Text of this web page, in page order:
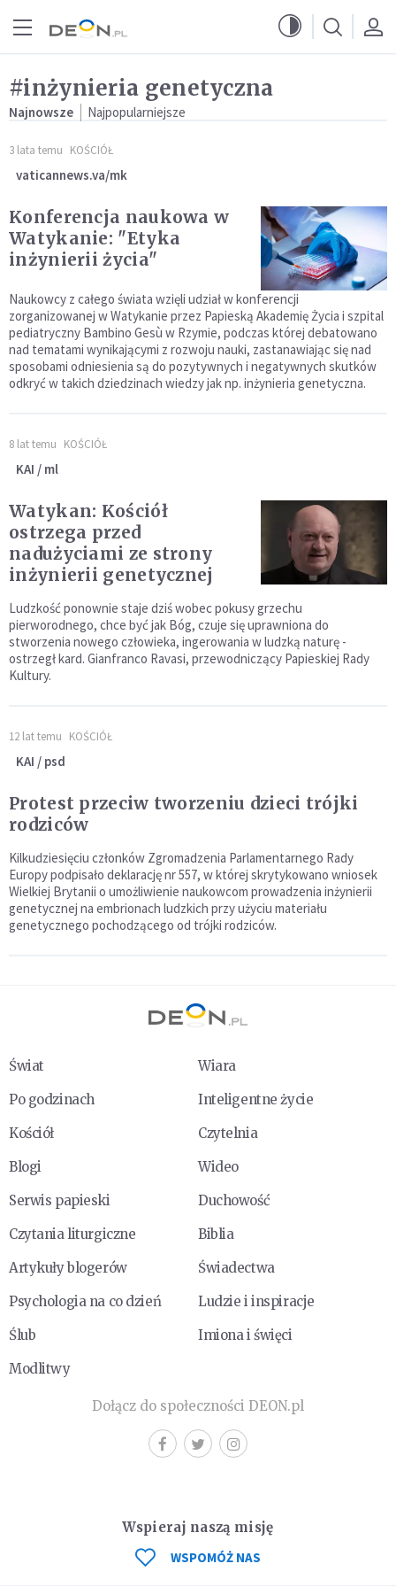
#inżynieria genetyczna
Najnowsze Najpopularniejsze
3 lata temu KOŚCIÓŁ
vaticannews.va/mk
Konferencja naukowa w
Watykanie: "Etyka
inżynierii życia"
Naukowcy z całego świata wzięli udział w konferencji
zorganizowanej w Watykanie przez Papieską Akademię Życia i szpital
pediatryczny Bambino Gesù w Rzymie, podczas której debatowano
nad tematami wynikającymi z rozwoju nauki, zastanawiając się nad
sposobami odniesienia są do pozytywnych i negatywnych skutków
odkryć w takich dziedzinach wiedzy jak np. inżynieria genetyczna.
8 lat temu KOŚCIÓŁ
KAI / ml
Watykan: Kościół
ostrzega przed
nadużyciami ze strony
inżynierii genetycznej
Ludzkość ponownie staje dziś wobec pokusy grzechu
pierworodnego, chce być jak Bóg, czuje się uprawniona do
stworzenia nowego człowieka, ingerowania w ludzką naturę -
ostrzegł kard. Gianfranco Ravasi, przewodniczący Papieskiej Rady
Kultury.
12 lat temu KOŚCIÓŁ
KAI / psd
Protest przeciw tworzeniu dzieci trójki
rodziców
Kilkudziesięciu członków Zgromadzenia Parlamentarnego Rady
Europy podpisało deklarację nr 557, w której skrytykowano wniosek
Wielkiej Brytanii o umożliwienie naukowcom prowadzenia inżynierii
genetycznej na embrionach ludzkich przy użyciu materiału
genetycznego pochodzącego od trójki rodziców.
Świat
Wiara
Po godzinach
Inteligentne życie
Kościół
Czytelnia
Blogi
Wideo
Serwis papieski
Duchowość
Czytania liturgiczne
Biblia
Artykuły blogerów
Świadectwa
Psychologia na co dzień
Ludzie i inspiracje
Ślub
Imiona i święci
Modlitwy
Dołącz do społeczności DEON.pl
Wspieraj naszą misję
WSPOMÓŻ NAS